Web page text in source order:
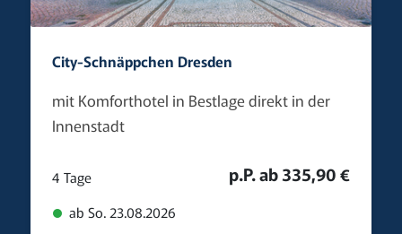
City-Schnäppchen Dresden
mit Komforthotel in Bestlage direkt in der
Innenstadt
4 Tage
ab So. 23.08.2026
p.P. ab 335,90 €